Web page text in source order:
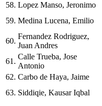
58. Lopez Manso, Jeronimo
59. Medina Lucena, Emilio
60.
Fernandez Rodriguez,
Juan Andres
61.
Calle Trueba, Jose
Antonio
62. Carbo de Haya, Jaime
63. Siddiqie, Kausar Iqbal